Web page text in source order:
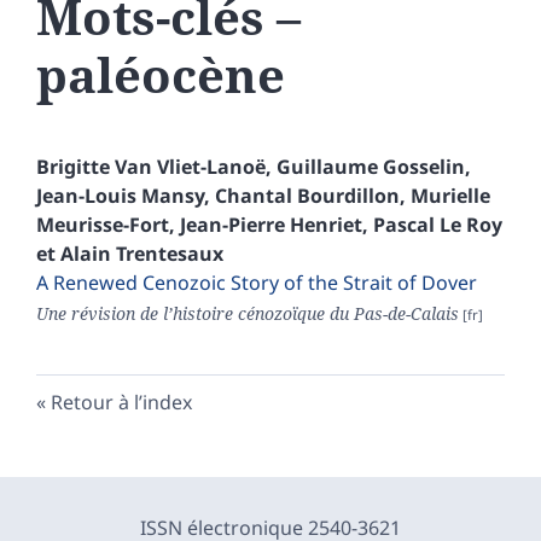
Mots-clés –
paléocène
BrigitteVan Vliet-Lanoë, Guillaume Gosselin,
Jean-Louis Mansy, Chantal Bourdillon, Murielle
Meurisse-Fort, Jean-Pierre Henriet, Pascal Le Roy
etAlain Trentesaux
A Renewed Cenozoic Story of the Strait of Dover
Une révision de l’histoire cénozoïque du Pas-de-Calais
Retour à l’index
ISSN électronique 2540-3621